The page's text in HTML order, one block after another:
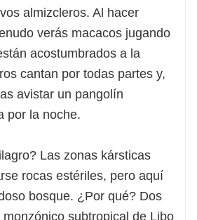
almizcleros. Al hacer
verás macacos jugando
acostumbrados a la
cantan por todas partes y,
avistar un pangolín
por la noche.
Las zonas kársticas
rocas estériles, pero aquí
bosque. ¿Por qué? Dos
subtropical de Libo